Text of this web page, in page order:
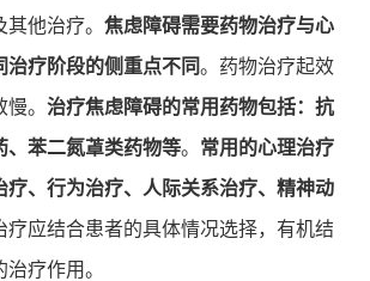
他治疗。 焦虑障碍需要药物治疗与心
治疗阶段的侧重点不同。药物治疗起效
。 治疗焦虑障碍的常用药物包括：抗
、苯二氮䓬类药物等。 常用的心理治疗
疗、行为治疗、人际关系治疗、精神动
疗应结合患者的具体情况选择，有机结
疗作用。